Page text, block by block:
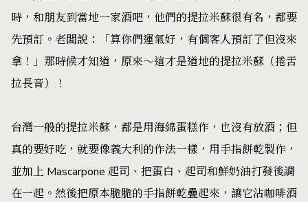
時，和朋友到當地一家酒吧，他們的提拉米蘇很有名，都要
先預訂。老闆說：「算你們運氣好，有個客人預訂了但沒來
拿！」那時候才知道，原來～這才是道地的提拉米蘇（捲舌
拉長音）！
台灣一般的提拉米蘇，都是用海綿蛋糕作，也沒有放酒；但
真的要好吃，就要像義大利的作法一樣，用手指餅乾製作，
並加上 Mascarpone 起司、把蛋白、起司和鮮奶油打發後調
在一起。然後把原本脆脆的手指餅乾疊起來，讓它沾咖啡酒